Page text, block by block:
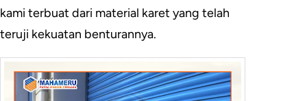
kami terbuat dari material karet yang telah
teruji kekuatan benturannya.